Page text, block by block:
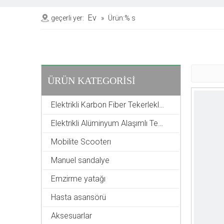
geçerli yer: Ev » Ürün:% s
ÜRÜN KATEGORİSİ
Elektrikli Karbon Fiber Tekerlekli Sandalye
Elektrikli Alüminyum Alaşımlı Tekerlekli Sandalye
Mobilite Scooterı
Manuel sandalye
Emzirme yatağı
Hasta asansörü
Aksesuarlar